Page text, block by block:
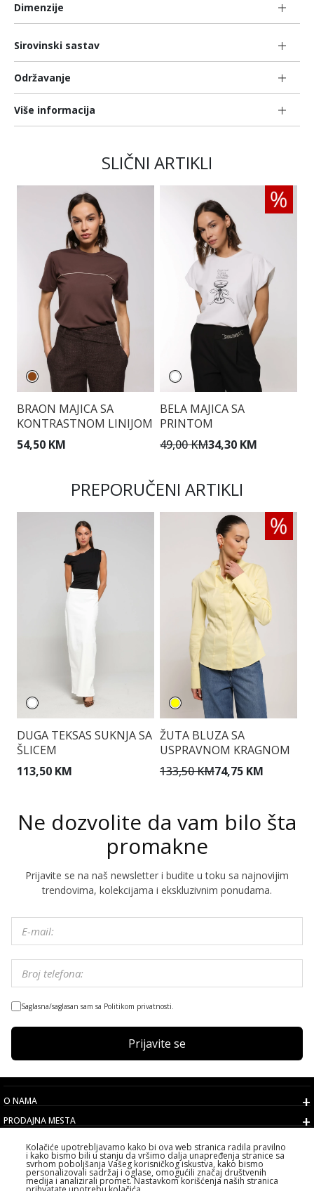
Dimenzije
Sirovinski sastav
Održavanje
Više informacija
SLIČNI ARTIKLI
BRAON MAJICA SA
KONTRASTNOM LINIJOM
54,50 KM
BELA MAJICA SA
PRINTOM
49,00 KM34,30 KM
PREPORUČENI ARTIKLI
DUGA TEKSAS SUKNJA SA
ŠLICEM
113,50 KM
ŽUTA BLUZA SA
USPRAVNOM KRAGNOM
133,50 KM74,75 KM
Ne dozvolite da vam bilo šta
promakne
Prijavite se na naš newsletter i budite u toku sa najnovijim
trendovima, kolekcijama i ekskluzivnim ponudama.
Saglasna/saglasan sam sa Politikom privatnosti.
Prijavite se
O NAMA
PRODAJNA MESTA
KORISNIČKI SERVIS
IZABERITE DRŽAVU
Kolačiće upotrebljavamo kako bi ova web stranica radila pravilno
i kako bismo bili u stanju da vršimo dalja unapređenja stranice sa
svrhom poboljšanja Vašeg korisničkog iskustva, kako bismo
personalizovali sadržaj i oglase, omogućili značaj društvenih
medija i analizirali promet. Nastavkom korišćenja naših stranica